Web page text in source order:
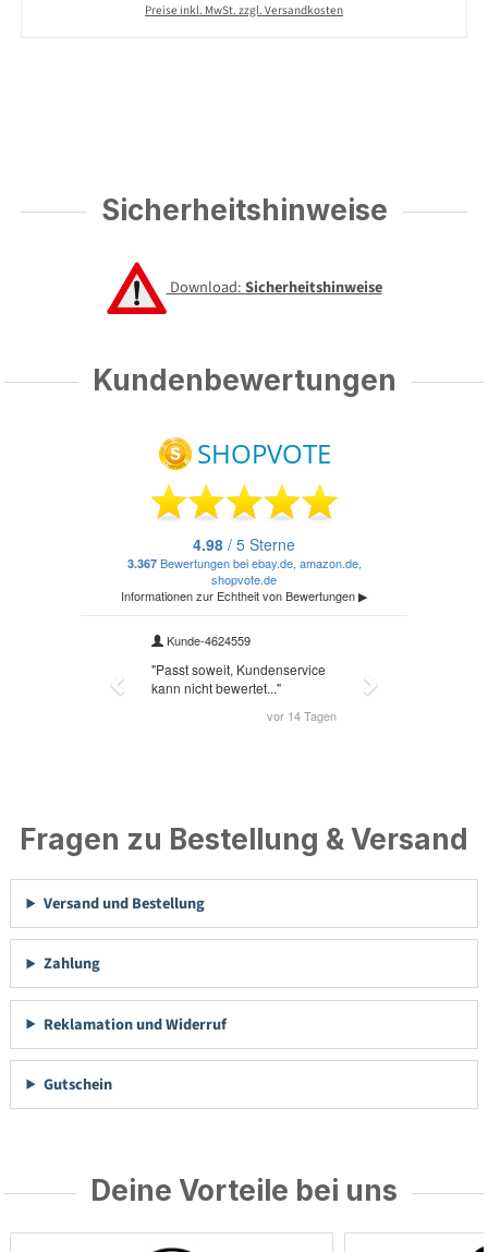
Preise inkl. MwSt. zzgl. Versandkosten
Sicherheitshinweise
Download:Sicherheitshinweise
Kundenbewertungen
Fragen zu Bestellung & Versand
Versand und Bestellung
Zahlung
Reklamation und Widerruf
Gutschein
Deine Vorteile bei uns